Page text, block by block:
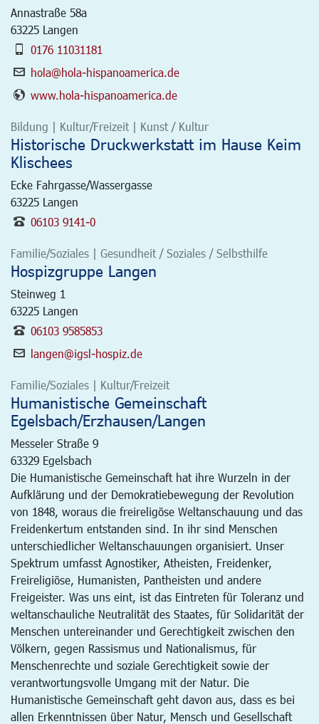
Annastraße 58a
63225 Langen
0176 11031181
hola@hola-hispanoamerica.de
www.hola-hispanoamerica.de
Bildung | Kultur/Freizeit | Kunst / Kultur
Historische Druckwerkstatt im Hause Keim
Klischees
Ecke Fahrgasse/Wassergasse
63225 Langen
06103 9141-0
Familie/Soziales | Gesundheit / Soziales / Selbsthilfe
Hospizgruppe Langen
Steinweg 1
63225 Langen
06103 9585853
langen@igsl-hospiz.de
Familie/Soziales | Kultur/Freizeit
Humanistische Gemeinschaft
Egelsbach/Erzhausen/Langen
Messeler Straße 9
63329 Egelsbach
Die Humanistische Gemeinschaft hat ihre Wurzeln in der
Aufklärung und der Demokratiebewegung der Revolution
von 1848, woraus die freireligöse Weltanschauung und das
Freidenkertum entstanden sind. In ihr sind Menschen
unterschiedlicher Weltanschauungen organisiert. Unser
Spektrum umfasst Agnostiker, Atheisten, Freidenker,
Freireligiöse, Humanisten, Pantheisten und andere
Freigeister. Was uns eint, ist das Eintreten für Toleranz und
weltanschauliche Neutralität des Staates, für Solidarität der
Menschen untereinander und Gerechtigkeit zwischen den
Völkern, gegen Rassismus und Nationalismus, für
Menschenrechte und soziale Gerechtigkeit sowie der
verantwortungsvolle Umgang mit der Natur. Die
Humanistische Gemeinschaft geht davon aus, dass es bei
allen Erkenntnissen über Natur, Mensch und Gesellschaft